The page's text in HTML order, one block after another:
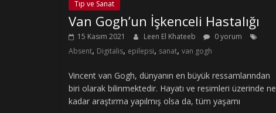
Tıp ve Sanat
Van Gogh’un İşkenceli Hastalığı
15 Kasım 2021 Leen El Khateeb
0 yorum
Absent, Digitalis, epilepsi, sanat, van gogh
Vincent van Gogh, dünyanın en büyük ressamlarından
biri olarak bilinmektedir. Hayatı ve resimleri üzerinde ne
kadar araştırma yapılmış olsa da, tüm yaşamı